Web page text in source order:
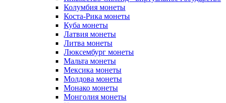
Колумбия монеты
Коста-Рика монеты
Куба монеты
Латвия монеты
Литва монеты
Люксембург монеты
Мальта монеты
Мексика монеты
Молдова монеты
Монако монеты
Монголия монеты